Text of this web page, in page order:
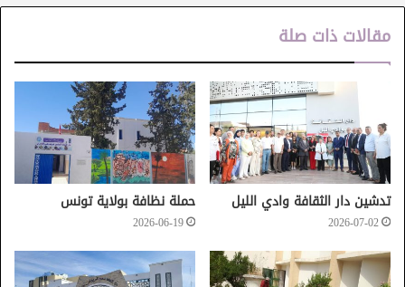
تونس
مقالات ذات صلة
تدشين دار الثقافة وادي الليل
2026-07-02
حملة نظافة بولاية تونس
2026-06-19